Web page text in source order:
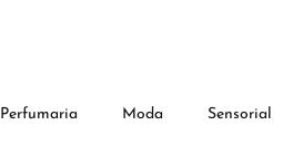
Perfumaria Moda Sensorial